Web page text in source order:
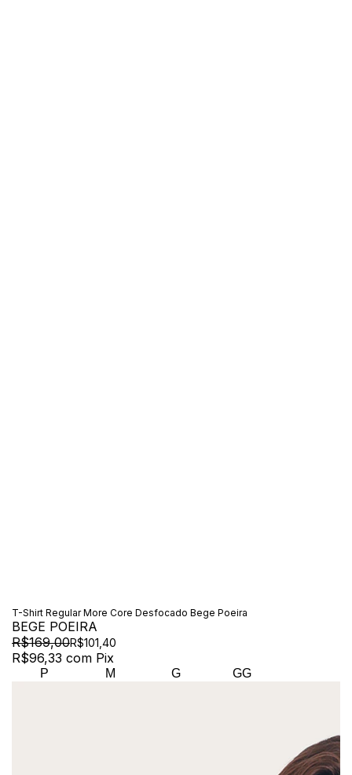
T-Shirt Regular More Core Desfocado Bege Poeira
BEGE POEIRA
R$169,00R$101,40
R$96,33 com Pix
P M G GG